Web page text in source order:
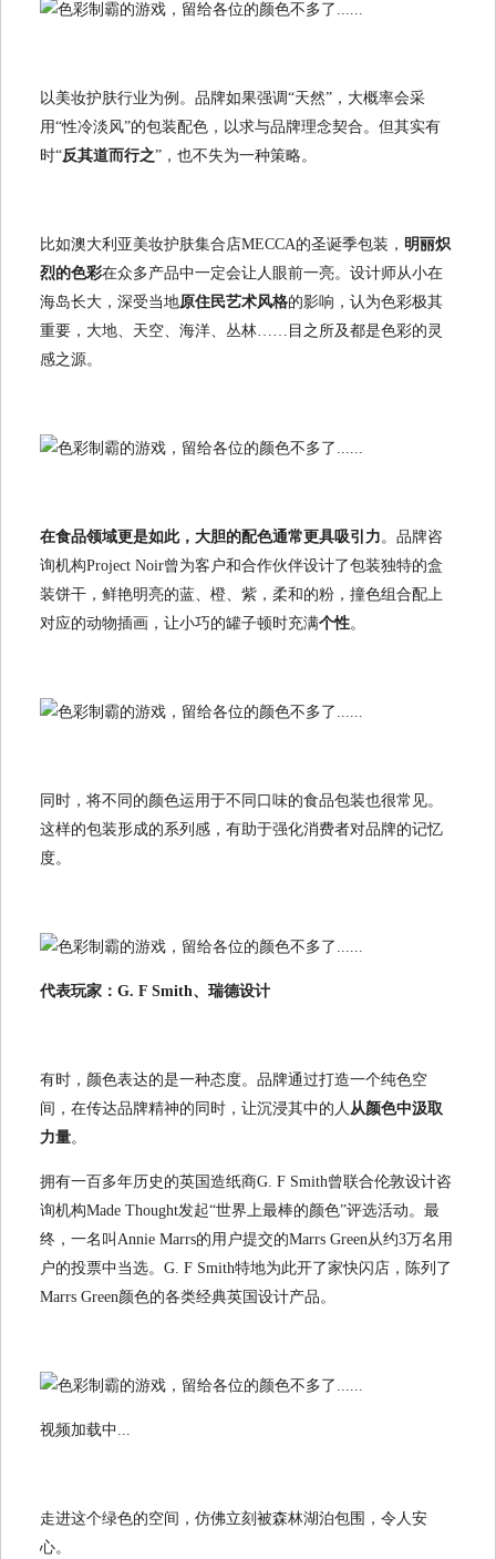
以美妆护肤行业为例。品牌如果强调“天然”，大概率会采
用“性冷淡风”的包装配色，以求与品牌理念契合。但其实有
时“反其道而行之”，也不失为一种策略。
比如澳大利亚美妆护肤集合店MECCA的圣诞季包装， 明丽炽
烈的色彩在众多产品中一定会让人眼前一亮。设计师从小在
海岛长大，深受当地原住民艺术风格的影响，认为色彩极其
重要，大地、天空、海洋、丛林……目之所及都是色彩的灵
感之源。
在食品领域更是如此，大胆的配色通常更具吸引力。品牌咨
询机构Project Noir曾为客户和合作伙伴设计了包装独特的盒
装饼干，鲜艳明亮的蓝、橙、紫，柔和的粉，撞色组合配上
对应的动物插画，让小巧的罐子顿时充满个性。
同时，将不同的颜色运用于不同口味的食品包装也很常见。
这样的包装形成的系列感，有助于强化消费者对品牌的记忆
度。
代表玩家：G. F Smith、瑞德设计
有时，颜色表达的是一种态度。品牌通过打造一个纯色空
间，在传达品牌精神的同时，让沉浸其中的人从颜色中汲取
力量。
拥有一百多年历史的英国造纸商G. F Smith曾联合伦敦设计咨
询机构Made Thought发起“世界上最棒的颜色”评选活动。最
终，一名叫Annie Marrs的用户提交的Marrs Green从约3万名用
户的投票中当选。G. F Smith特地为此开了家快闪店，陈列了
Marrs Green颜色的各类经典英国设计产品。
视频加载中...
走进这个绿色的空间，仿佛立刻被森林湖泊包围，令人安
心。